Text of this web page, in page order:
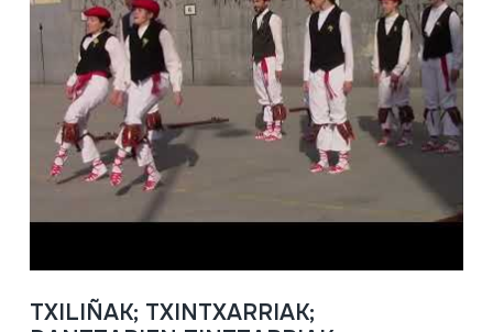
TXILIÑAK; TXINTXARRIAK;